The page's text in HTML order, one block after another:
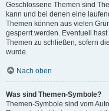
Geschlossene Themen sind
kann und bei denen eine
Themen können aus vielen
gesperrt werden. Eventuell
Themen zu schließen, sofern
wurde.
Nach oben
Was sind Themen-Symbole?
Themen-Symbole sind vom